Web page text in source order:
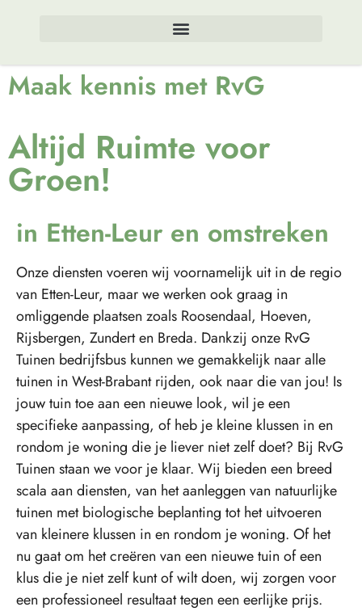
Maak kennis met RvG
Altijd Ruimte voor
Groen!
in Etten-Leur en omstreken
Onze diensten voeren wij voornamelijk uit in de regio
van Etten-Leur, maar we werken ook graag in
omliggende plaatsen zoals Roosendaal, Hoeven,
Rijsbergen, Zundert en Breda. Dankzij onze RvG
Tuinen bedrijfsbus kunnen we gemakkelijk naar alle
tuinen in West-Brabant rijden, ook naar die van jou! Is
jouw tuin toe aan een nieuwe look, wil je een
specifieke aanpassing, of heb je kleine klussen in en
rondom je woning die je liever niet zelf doet? Bij RvG
Tuinen staan we voor je klaar. Wij bieden een breed
scala aan diensten, van het aanleggen van natuurlijke
tuinen met biologische beplanting tot het uitvoeren
van kleinere klussen in en rondom je woning. Of het
nu gaat om het creëren van een nieuwe tuin of een
klus die je niet zelf kunt of wilt doen, wij zorgen voor
een professioneel resultaat tegen een eerlijke prijs.